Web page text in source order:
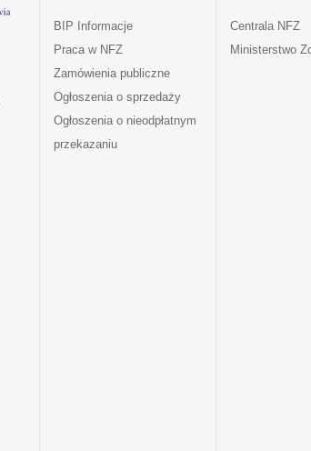
BIP Informacje
Praca w NFZ
Zamówienia publiczne
Ogłoszenia o sprzedaży
Ogłoszenia o nieodpłatnym
przekazaniu
Centrala NFZ
Ministerstwo